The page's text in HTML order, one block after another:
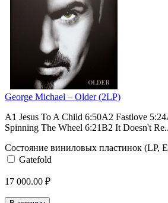
George Michael – Older (2LP)
A1 Jesus To A Child 6:50A2 Fastlove
Spinning The Wheel 6:21B2 It Doesn't Re..
Состояние виниловых пластинок (LP,
Gatefold
17 000.00 ₽